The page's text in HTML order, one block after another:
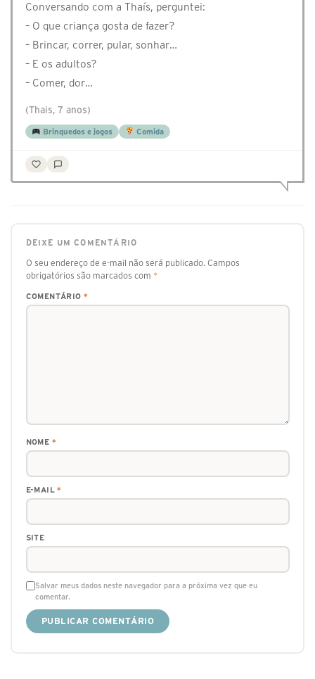
Conversando com a Thaís, perguntei:
– O que criança gosta de fazer?
– Brincar, correr, pular, sonhar…
– E os adultos?
– Comer, dor…
(Thais, 7 anos)
Brinquedos e jogos Comida
DEIXE UM COMENTÁRIO
O seu endereço de e-mail não será publicado. Campos
obrigatórios são marcados com *
COMENTÁRIO *
NOME *
E-MAIL*
SITE
Salvar meus dados neste navegador para a próxima vez que eu
comentar.